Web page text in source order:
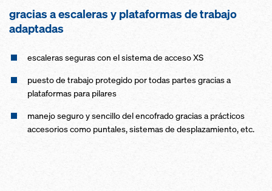
gracias a escaleras y plataformas de trabajo
adaptadas
escaleras seguras con el sistema de acceso XS
puesto de trabajo protegido por todas partes gracias a
plataformas para pilares
manejo seguro y sencillo del encofrado gracias a prácticos
accesorios como puntales, sistemas de desplazamiento, etc.